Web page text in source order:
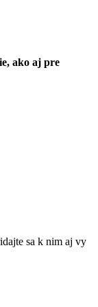
ako aj pre
sa k nim aj vy